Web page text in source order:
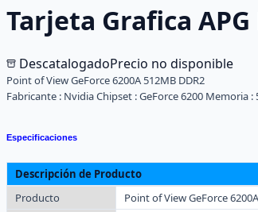
Tarjeta Grafica
DescatalogadoPrecio no disponible
Point of View GeForce 6200A 512MB DDR2
Fabricante : NvidiaChipset :GeForce 6200 Memoria :
Especificaciones
Descripción de Producto
Producto
Point of View GeForce